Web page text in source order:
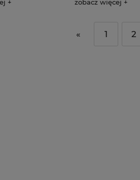
zobacz więcej
« 1 2